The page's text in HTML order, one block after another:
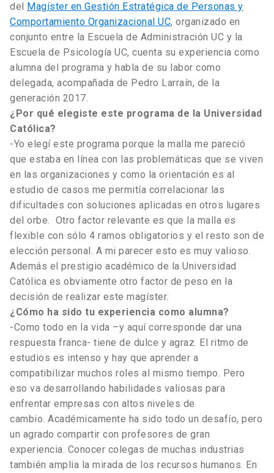
del
Magíster en Gestión Estratégica de Personas y
Comportamiento Organizacional UC, organizado en
conjunto entre la Escuela de Administración UC y la
Escuela de Psicología UC, cuenta su experiencia como
alumna del programa y habla de su labor como
delegada, acompañada de Pedro Larraín, de la
generación 2017.
¿Por qué elegiste este programa de la Universidad
Católica?
-Yo elegí este programa porque la malla me pareció
que estaba en línea con las problemáticas que se viven
en las organizaciones y como la orientación es al
estudio de casos me permitía correlacionar las
dificultades con soluciones aplicadas en otros lugares
del orbe. Otro factor relevante es que la malla es
flexible con sólo 4 ramos obligatorios y el resto son de
elección personal. A mi parecer esto es muy valioso.
Además el prestigio académico de la Universidad
Católica es obviamente otro factor de peso en la
decisión de realizar este magíster.
¿Cómo ha sido tu experiencia como alumna?
-Como todo en la vida –y aquí corresponde dar una
respuesta franca- tiene de dulce y agraz. El ritmo de
estudios es intenso y hay que aprender a
compatibilizar muchos roles al mismo tiempo. Pero
eso va desarrollando habilidades valiosas para
enfrentar empresas con altos niveles de
cambio. Académicamente ha sido todo un desafío, pero
un agrado compartir con profesores de gran
experiencia. Conocer colegas de muchas industrias
también amplia la mirada de los recursos humanos. En